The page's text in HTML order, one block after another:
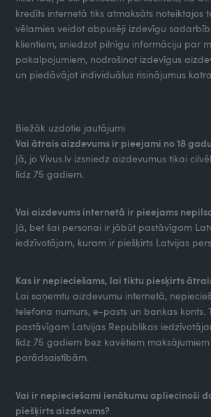
kredīts internetā tiks atmaksāts noteiktajos
vēlamies veidot abpusēji izdevīgu
klientiem, sniedzot pilnīgu informāciju par
pakalpojumiem, nodrošinot izdevīgus
un piedāvājot individuālus risinājumus
Biežāk uzdotie jautājumi
Vai ātrais aizdevums ir pieejami no 18
Jā, jo Vivus.lv izsniedz aizdevumus tikai
līdz 75 gadiem.
Vai aizdevums internetā ir pieejams
Jā, bet šai personai ir jābūt pastāvīgam
iedzīvotājam, kuram ir piešķirts Latvijas
Kas ir nepieciešams, lai tiktu piesķirts
Lai saņemtu aizdevumu internetā,
telefona numurs, e-pasts un bankas konts.
pastāvīgam Latvijas Republikas
līdz 75 gadiem bez kavētiem
parādsaistībām.
Vai ir nepieciešami ienākumu apliecinoši
piešķirts aizdevums?